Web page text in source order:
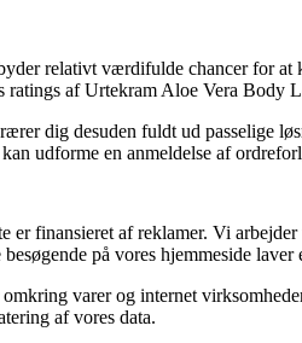
relativt værdifulde chancer for at
ratings af Urtekram Aloe Vera Body
dig desuden fuldt ud passelige
udforme en anmeldelse af
er finansieret af reklamer. Vi
på vores hjemmeside laver
varer og internet
af vores data.